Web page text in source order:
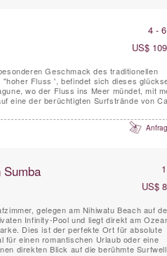
4 -
US$
Geschmack des traditionellen
Fluss ', befindet sich dieses
wo der Fluss ins Meer mündet, mit
eine der berüchtigten Surfstrände von
US$
gelegen am Nihiwatu Beach auf
Infinity-Pool und liegt direkt am
Dies ist der perfekte Ort für absolute
für einen romantischen Urlaub oder eine
direkten Blick auf die berühmte